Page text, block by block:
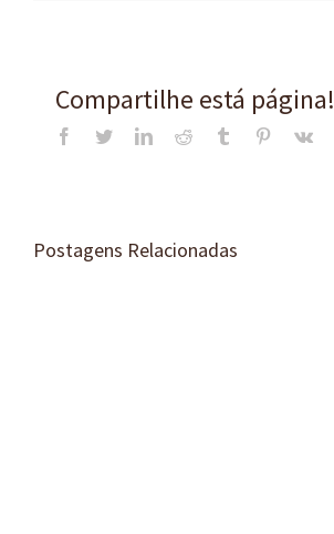
Compartilhe está página!
Facebook
TwitterLinkedInReddit Tumblr Pinterest
Vk
Postagens Relacionadas